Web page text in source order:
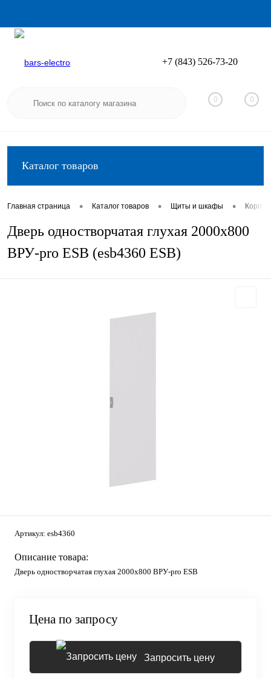
Вход
+7 (843) 526-73-20
0 0
Каталог товаров
Главная страница • Каталог товаров • Щиты и шкафы •
Дверь одностворчатая глухая 2000х800
ВРУ-pro ESB (esb4360 ESB)
Артикул: esb4360
Описание товара:
Дверь одностворчатая глухая 2000х800 ВРУ-pro ESB
Цена по запросу
Запросить цену